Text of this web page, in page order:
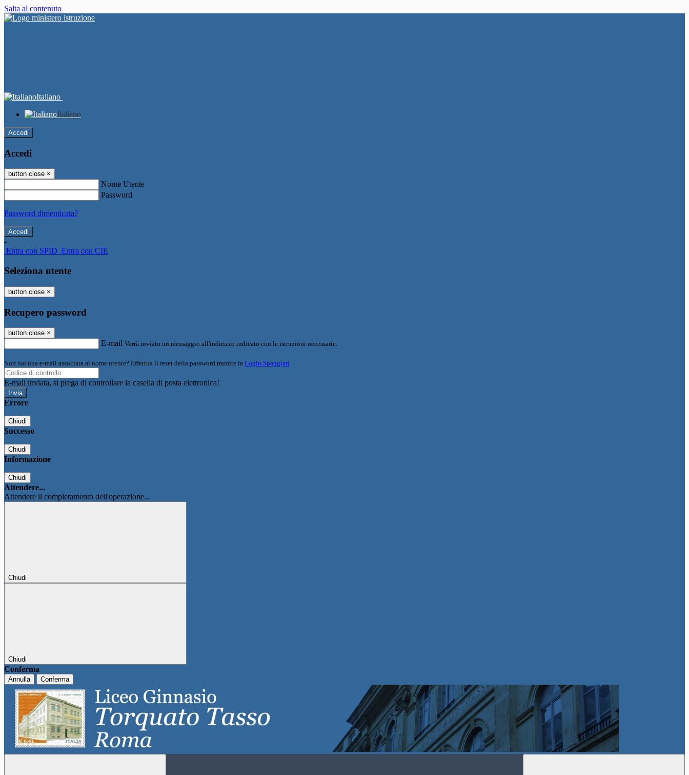
Salta al contenuto
Italiano
Italiano
Accedi
Accedi
button close ×
Nome Utente
Password
Password dimenticata?
-
Entra con SPID Entra con CIE
Seleziona utente
button close ×
Recupero password
button close ×
E-mail Verrà inviato un messaggio all'indirizzo indicato con le istruzioni necessarie.
Non hai una e-mail associata al nome utente? Effettua il reset della password tramite la Login Spaggiari
E-mail inviata, si prega di controllare la casella di posta elettronica!
Errore
Chiudi
Successo
Chiudi
Informazione
Chiudi
Attendere...
Attendere il completamento dell'operazione...
Chiudi
Chiudi
Conferma
Annulla Conferma